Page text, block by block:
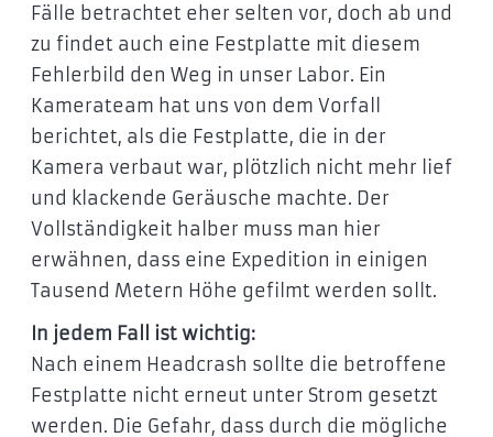
Fälle betrachtet eher selten vor, doch ab und
zu findet auch eine Festplatte mit diesem
Fehlerbild den Weg in unser Labor. Ein
Kamerateam hat uns von dem Vorfall
berichtet, als die Festplatte, die in der
Kamera verbaut war, plötzlich nicht mehr lief
und klackende Geräusche machte. Der
Vollständigkeit halber muss man hier
erwähnen, dass eine Expedition in einigen
Tausend Metern Höhe gefilmt werden sollt.
In jedem Fall ist wichtig:
Nach einem Headcrash sollte die betroffene
Festplatte nicht erneut unter Strom gesetzt
werden. Die Gefahr, dass durch die mögliche